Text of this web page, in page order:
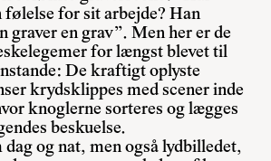
følelse for sit arbejde? Han
graver en grav”. Men her er de
for længst blevet til
De kraftigt oplyste
krydsklippes med scener inde
knoglerne sorteres og lægges
beskuelse.
og nat, men også lydbilledet,